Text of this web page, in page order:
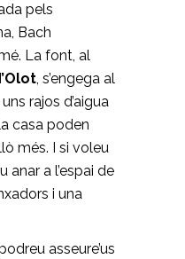
pels
Bach
La font, al
, s’engega al
rajos d’aigua
casa poden
més. I si voleu
anar a l’espai de
i una
asseure’us